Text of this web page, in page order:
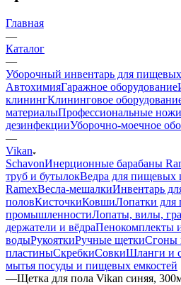
Главная
—
Каталог
—
Уборочный инвентарь для
АвтохимияГаражное оборудование
клинингКлининговое
материалыПрофессиональные ножи
дезинфекцииУборочно-моечное
—
Vikan
SchavonИнерционные барабаны
труб и бутылокВедра для пищевых
RamexВесла-мешалкиИнвентарь
половКисточкиКовшиЛопатки для
промышленностиЛопаты, вилы,
держатели и вёдраПенокомплекты
водыРукояткиРучные щеткиСгоны
пластиныСкребкиСовкиШланги и
мытья посуды и пищевых емкостей
—Щетка для пола Vikan синяя,